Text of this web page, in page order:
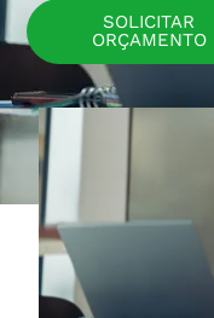
SOLICITAR
ORÇAMENTO